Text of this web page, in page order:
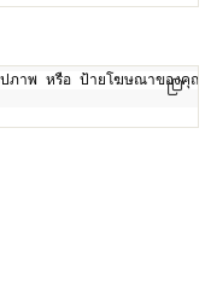
ภาพ หรือ ป้ายโฆษณาของคุณ